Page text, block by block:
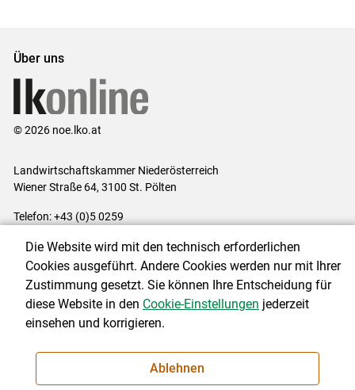
Über uns
© 2026 noe.lko.at
Landwirtschaftskammer Niederösterreich
Wiener Straße 64, 3100 St. Pölten
Telefon: +43 (0)5 0259
Impressum|Kontakt|Datenschutzerklärung|Barrierefreiheit|
Cookie-Einstellungen
NEWSLETTER
Die Website wird mit den technisch erforderlichen
Cookies ausgeführt. Andere Cookies werden nur mit Ihrer
Zustimmung gesetzt. Sie können Ihre Entscheidung für
diese Website in den Cookie-Einstellungen jederzeit
einsehen und korrigieren.
Ablehnen